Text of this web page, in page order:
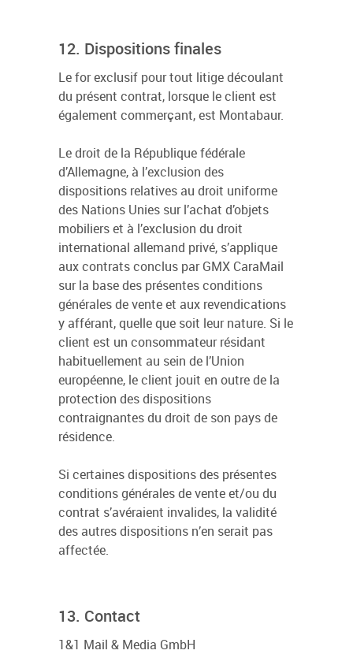
12. Dispositions finales
Le for exclusif pour tout litige découlant
du présent contrat, lorsque le client est
également commerçant, est Montabaur.
Le droit de la République fédérale
d’Allemagne, à l’exclusion des
dispositions relatives au droit uniforme
des Nations Unies sur l’achat d’objets
mobiliers et à l’exclusion du droit
international allemand privé, s’applique
aux contrats conclus par GMX CaraMail
sur la base des présentes conditions
générales de vente et aux revendications
y afférant, quelle que soit leur nature. Si le
client est un consommateur résidant
habituellement au sein de l’Union
européenne, le client jouit en outre de la
protection des dispositions
contraignantes du droit de son pays de
résidence.
Si certaines dispositions des présentes
conditions générales de vente et/ou du
contrat s’avéraient invalides, la validité
des autres dispositions n’en serait pas
affectée.
13. Contact
1&1 Mail & Media GmbH